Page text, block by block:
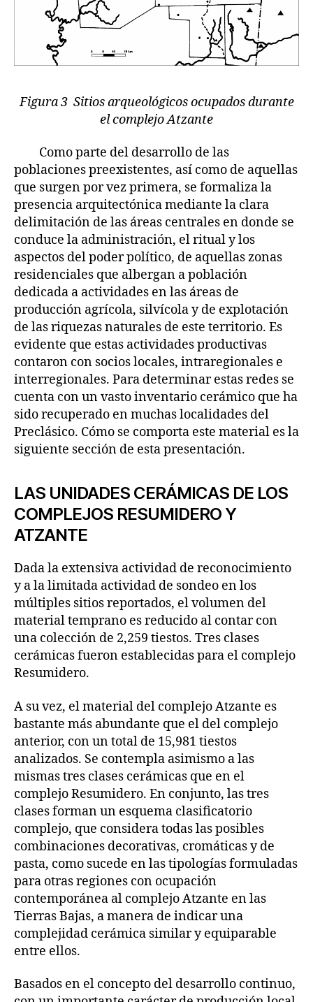
Figura 3 Sitios arqueológicos ocupados durante
el complejo Atzante
Como parte del desarrollo de las
poblaciones preexistentes, así como de aquellas
que surgen por vez primera, se formaliza la
presencia arquitectónica mediante la clara
delimitación de las áreas centrales en donde se
conduce la administración, el ritual y los
aspectos del poder político, de aquellas zonas
residenciales que albergan a población
dedicada a actividades en las áreas de
producción agrícola, silvícola y de explotación
de las riquezas naturales de este territorio. Es
evidente que estas actividades productivas
contaron con socios locales, intraregionales e
interregionales. Para determinar estas redes se
cuenta con un vasto inventario cerámico que ha
sido recuperado en muchas localidades del
Preclásico. Cómo se comporta este material es la
siguiente sección de esta presentación.
LAS UNIDADES CERÁMICAS DE LOS
COMPLEJOS RESUMIDERO Y
ATZANTE
Dada la extensiva actividad de reconocimiento
y a la limitada actividad de sondeo en los
múltiples sitios reportados, el volumen del
material temprano es reducido al contar con
una colección de 2,259 tiestos. Tres clases
cerámicas fueron establecidas para el complejo
Resumidero.
A su vez, el material del complejo Atzante es
bastante más abundante que el del complejo
anterior, con un total de 15,981 tiestos
analizados. Se contempla asimismo a las
mismas tres clases cerámicas que en el
complejo Resumidero. En conjunto, las tres
clases forman un esquema clasificatorio
complejo, que considera todas las posibles
combinaciones decorativas, cromáticas y de
pasta, como sucede en las tipologías formuladas
para otras regiones con ocupación
contemporánea al complejo Atzante en las
Tierras Bajas, a manera de indicar una
complejidad cerámica similar y equiparable
entre ellos.
Basados en el concepto del desarrollo continuo,